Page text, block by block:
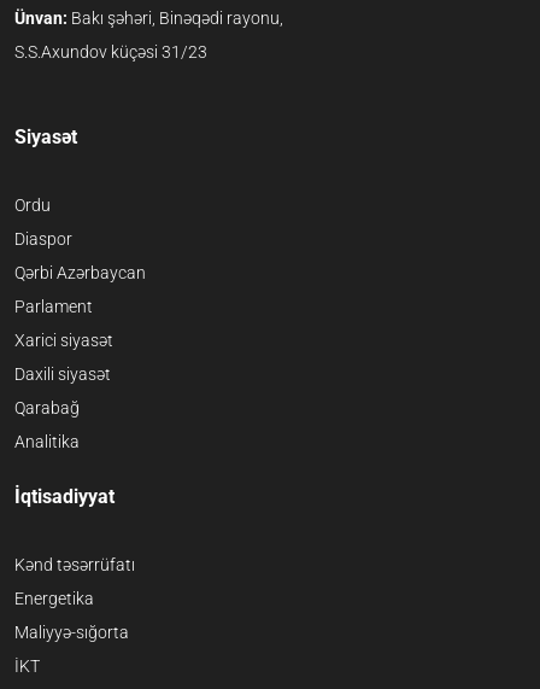
Ünvan: Bakı şəhəri, Binəqədi rayonu,
S.S.Axundov küçəsi 31/23
Siyasət
Ordu
Diaspor
Qərbi Azərbaycan
Parlament
Xarici siyasət
Daxili siyasət
Qarabağ
Analitika
İqtisadiyyat
Kənd təsərrüfatı
Energetika
Maliyyə-sığorta
İKT